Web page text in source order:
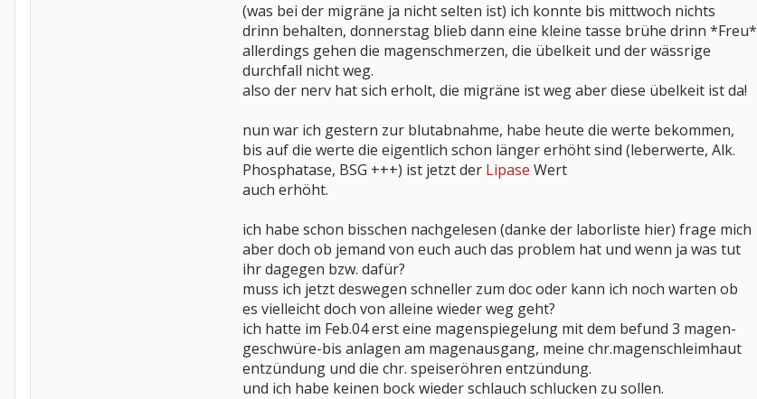
(was bei der migräne ja nicht selten ist) ich konnte bis mittwoch nichts
drinn behalten, donnerstag blieb dann eine kleine tasse brühe drinn *Freu*
allerdings gehen die magenschmerzen, die übelkeit und der wässrige
durchfall nicht weg.
also der nerv hat sich erholt, die migräne ist weg aber diese übelkeit ist da!
nun war ich gestern zur blutabnahme, habe heute die werte bekommen,
bis auf die werte die eigentlich schon länger erhöht sind (leberwerte, Alk.
Phosphatase, BSG +++) ist jetzt der Lipase Wert
auch erhöht.
ich habe schon bisschen nachgelesen (danke der laborliste hier) frage mich
aber doch ob jemand von euch auch das problem hat und wenn ja was tut
ihr dagegen bzw. dafür?
muss ich jetzt deswegen schneller zum doc oder kann ich noch warten ob
es vielleicht doch von alleine wieder weg geht?
ich hatte im Feb.04 erst eine magenspiegelung mit dem befund 3 magen-
geschwüre-bis anlagen am magenausgang, meine chr.magenschleimhaut
entzündung und die chr. speiseröhren entzündung.
und ich habe keinen bock wieder schlauch schlucken zu sollen.